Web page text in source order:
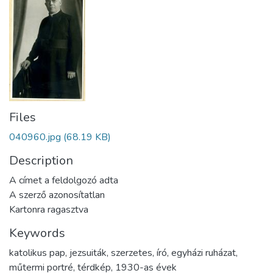
Files
040960.jpg (68.19 KB)
Description
A címet a feldolgozó adta
A szerző azonosítatlan
Kartonra ragasztva
Keywords
katolikus pap, jezsuiták, szerzetes, író, egyházi ruházat,
műtermi portré, térdkép, 1930-as évek